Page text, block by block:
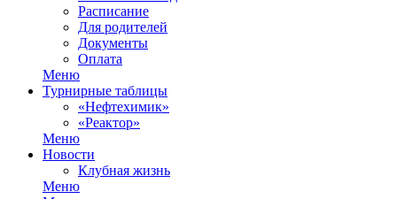
Расписание
Для родителей
Документы
Оплата
Меню
Турнирные таблицы
«Нефтехимик»
«Реактор»
Меню
Новости
Клубная жизнь
Меню